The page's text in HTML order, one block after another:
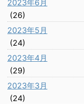
2023年6月
(26)
2023年5月
(24)
2023年4月
(29)
2023年3月
(24)